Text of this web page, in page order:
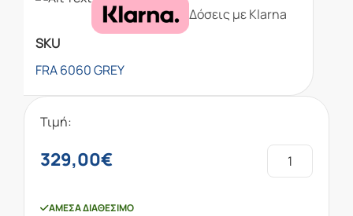
Δόσεις με Klarna
SKU
FRA 6060 GREY
Τιμή:
329,00€
ΆΜΕΣΑ ΔΙΑΘΈΣΙΜΟ